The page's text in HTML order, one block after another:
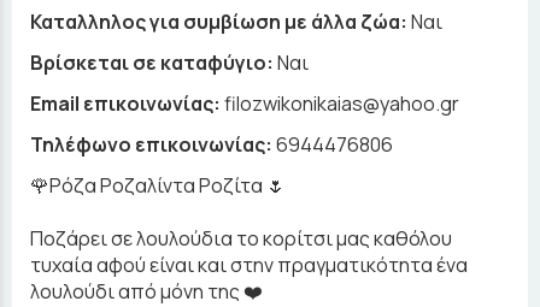
Καταλληλος για συμβίωση με άλλα ζώα: Ναι
Βρίσκεται σε καταφύγιο: Ναι
Email επικοινωνίας: filozwikonikaias@yahoo.gr
Τηλέφωνο επικοινωνίας: 6944476806
🌹Ρόζα Ροζαλίντα Ροζίτα 🌷
Ποζάρει σε λουλούδια το κορίτσι μας καθόλου
τυχαία αφού είναι και στην πραγματικότητα ένα
λουλούδι από μόνη της ❤️